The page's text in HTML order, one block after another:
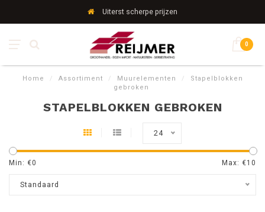
Uiterst scherpe prijzen
0
Home / Assortiment / Muurelementen /
Stapelblokken
gebroken
STAPELBLOKKEN GEBROKEN
24
Min: €0 Max: €10
Standaard